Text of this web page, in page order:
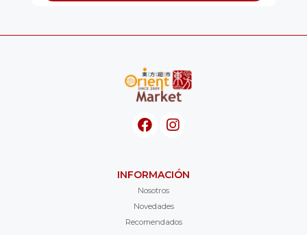
INFORMACIÓN
Nosotros
Novedades
Recomendados